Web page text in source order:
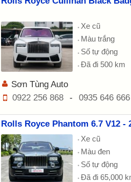
Xe cũ
Màu trắng
Số tự động
Đã đi 500 km
Sơn Tùng Auto
0922 256 868
- 0935 646 666
Rolls Royce Phantom 6.7 V12 -
Xe cũ
Màu đen
Số tự động
Đã đi 65,000